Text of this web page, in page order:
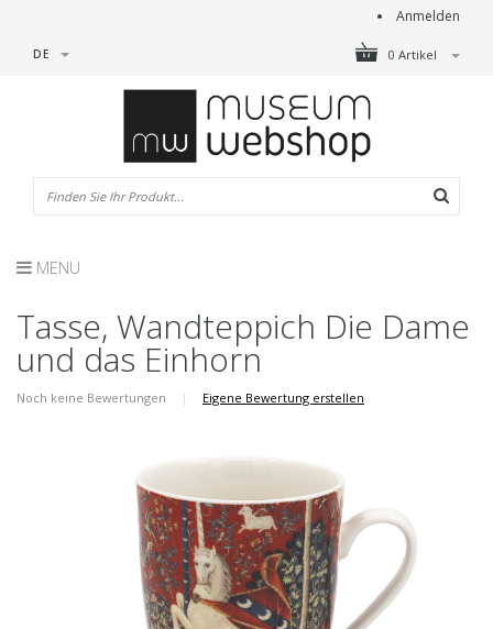
Anmelden
0 Artikel
DE
MENU
Tasse, Wandteppich Die Dame
und das Einhorn
Noch keine Bewertungen | Eigene Bewertung erstellen